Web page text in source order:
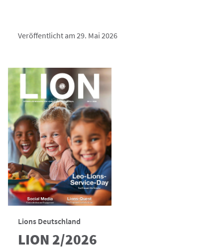
Veröffentlicht am 29. Mai 2026
Lions Deutschland
LION 2/2026